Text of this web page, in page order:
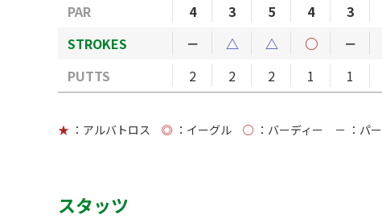
PAR
4 3 5 4 3
STROKES
－ △ △ ○ －
PUTTS
2 2 2 1 1
★ ：アルバトロス ◎ ：イーグル ○ ：バーディー － ：パー
スタッツ